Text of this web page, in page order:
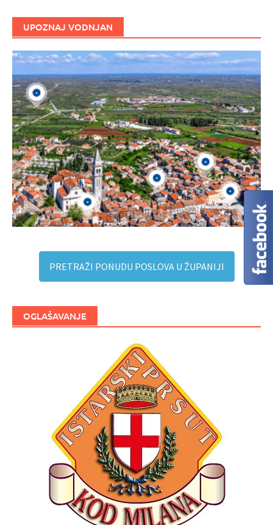
UPOZNAJ VODNJAN
PRETRAŽI PONUDU POSLOVA U ŽUPANIJI
OGLAŠAVANJE